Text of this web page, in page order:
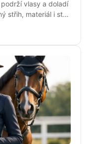
vlasy a doladí
střih, materiál i styl